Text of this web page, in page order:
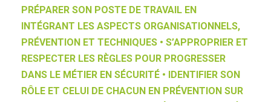
PRÉPARER SON POSTE DE TRAVAIL EN
INTÉGRANT LES ASPECTS ORGANISATIONNELS,
PRÉVENTION ET TECHNIQUES • S’APPROPRIER ET
RESPECTER LES RÈGLES POUR PROGRESSER
DANS LE MÉTIER EN SÉCURITÉ • IDENTIFIER SON
RÔLE ET CELUI DE CHACUN EN PRÉVENTION SUR